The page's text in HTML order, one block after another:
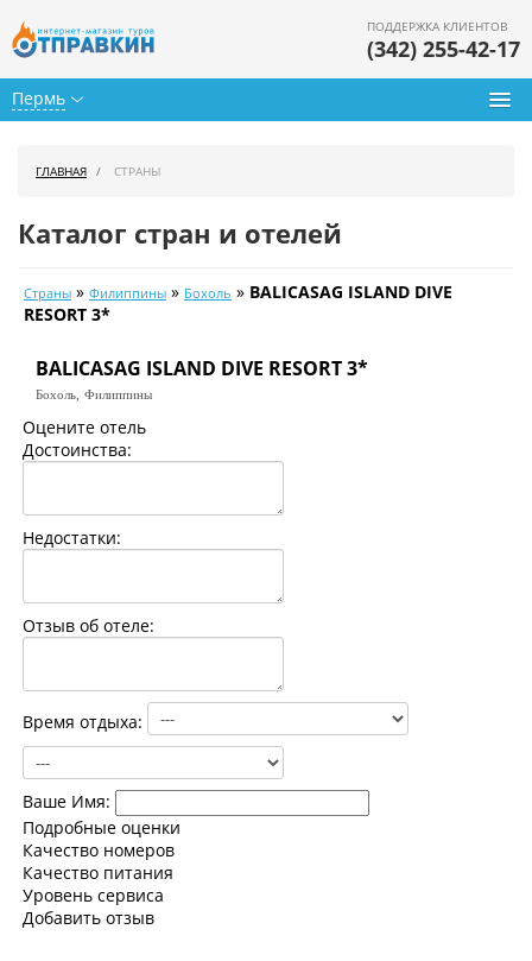
Пермь
ПОДДЕРЖКА КЛИЕНТОВ
(342) 255-42-17
Календарь туров
Страны
Как купить
Контакты
ГЛАВНАЯ СТРАНЫ
Каталог стран и отелей
Страны » Филиппины » Бохоль » BALICASAG ISLAND DIVE
RESORT 3*
BALICASAG ISLAND DIVE RESORT 3*
Бохоль, Филиппины
Оцените отель
Достоинства:
Недостатки:
Отзыв об отеле:
Время отдыха:
Ваше Имя:
Подробные оценки
Качество номеров
Качество питания
Уровень сервиса
Добавить отзыв